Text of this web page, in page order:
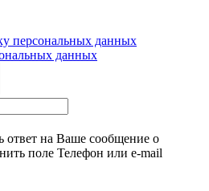
персональных данных
данных
ответ на Ваше сообщение о
поле Телефон или e-mail